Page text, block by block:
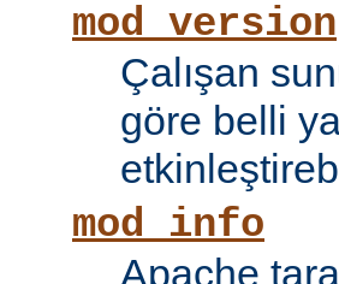
mod_version
Çalışan
göre belli
mod_info
Apache